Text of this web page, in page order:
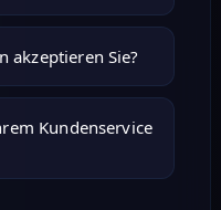
einen
Tracking – die
akzeptieren Sie?
Kundenservice